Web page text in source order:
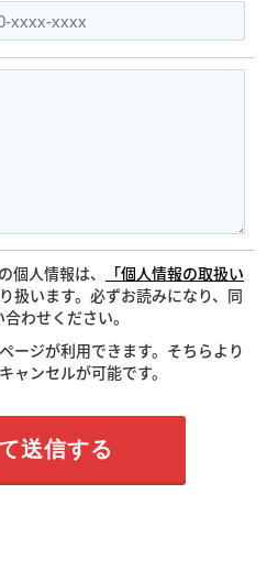
人情報は、
「個人情報の取扱い
扱います。必ずお読みになり、同
わせください。
ージが利用できます。そちらより
ャンセルが可能です。